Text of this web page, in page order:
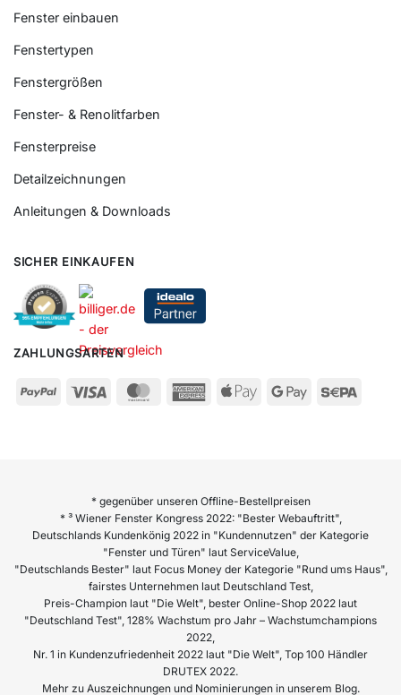
Fenster einbauen
Fenstertypen
Fenstergrößen
Fenster- & Renolitfarben
Fensterpreise
Detailzeichnungen
Anleitungen & Downloads
SICHER EINKAUFEN
ZAHLUNGSARTEN
* gegenüber unseren Offline-Bestellpreisen
* ³ Wiener Fenster Kongress 2022: "Bester Webauftritt",
Deutschlands Kundenkönig 2022 in "Kundennutzen" der Kategorie
"Fenster und Türen" laut ServiceValue,
"Deutschlands Bester" laut Focus Money der Kategorie "Rund ums Haus",
fairstes Unternehmen laut Deutschland Test,
Preis-Champion laut "Die Welt", bester Online-Shop 2022 laut
"Deutschland Test", 128% Wachstum pro Jahr – Wachstumchampions
2022,
Nr. 1 in Kundenzufriedenheit 2022 laut "Die Welt", Top 100 Händler
DRUTEX 2022.
Mehr zu Auszeichnungen und Nominierungen in unserem Blog.